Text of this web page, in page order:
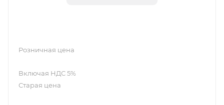
Розничная цена
Старая цена